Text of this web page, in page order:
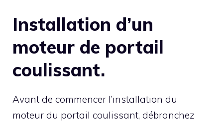
Installation d’un
moteur de portail
coulissant.
Avant de commencer l’installation du
moteur du portail coulissant, débranchez